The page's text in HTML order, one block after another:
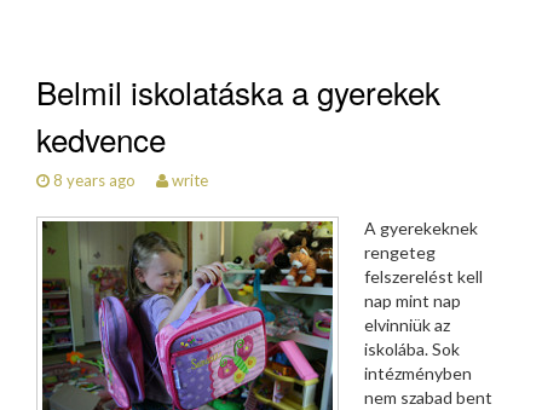
Belmil iskolatáska a gyerekek
kedvence
8 years ago write
A gyerekeknek
rengeteg
felszerelést kell
nap mint nap
elvinniük az
iskolába. Sok
intézményben
nem szabad bent